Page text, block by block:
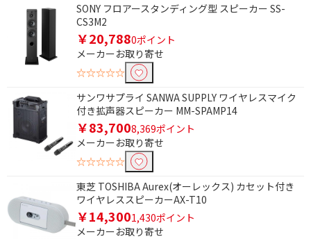
SONY フロアースタンディング型 スピーカー SS-
CS3M2
￥20,7880ポイント
メーカーお取り寄せ
☆☆☆☆☆
サンワサプライ SANWA SUPPLY ワイヤレスマイク
付き拡声器スピーカー MM-SPAMP14
￥83,7008,369ポイント
メーカーお取り寄せ
☆☆☆☆☆
東芝 TOSHIBA Aurex(オーレックス) カセット付き
ワイヤレススピーカーAX-T10
￥14,3001,430ポイント
メーカーお取り寄せ
電源方式で絞り込む
AC電源
防水で絞り込む
防水非対応
防水機能で絞り込む
防水機能なし
サイズで絞り込む
ポータブル型